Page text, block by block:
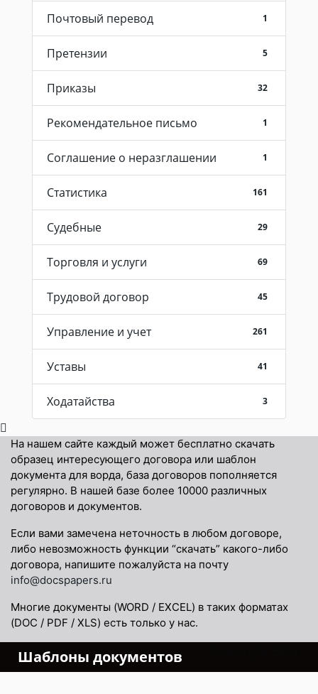
Почтовый перевод 1
Претензии 5
Приказы 32
Рекомендательное письмо 1
Соглашение о неразглашении 1
Статистика 161
Судебные 29
Торговля и услуги 69
Трудовой договор 45
Управление и учет 261
Уставы 41
Ходатайства 3
На нашем сайте каждый может бесплатно скачать
образец интересующего договора или шаблон
документа для ворда, база договоров пополняется
регулярно. В нашей базе более 10000 различных
договоров и документов.
Если вами замечена неточность в любом договоре,
либо невозможность функции “скачать” какого-либо
договора, напишите пожалуйста на почту
info@docspapers.ru
Многие документы (WORD / EXCEL) в таких форматах
(DOC / PDF / XLS) есть только у нас.
Шаблоны документов